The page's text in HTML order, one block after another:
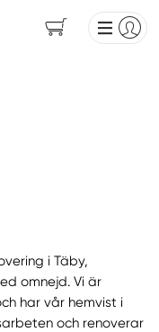
i Täby,
omnejd. Vi är
har vår hemvist i
och renoverar